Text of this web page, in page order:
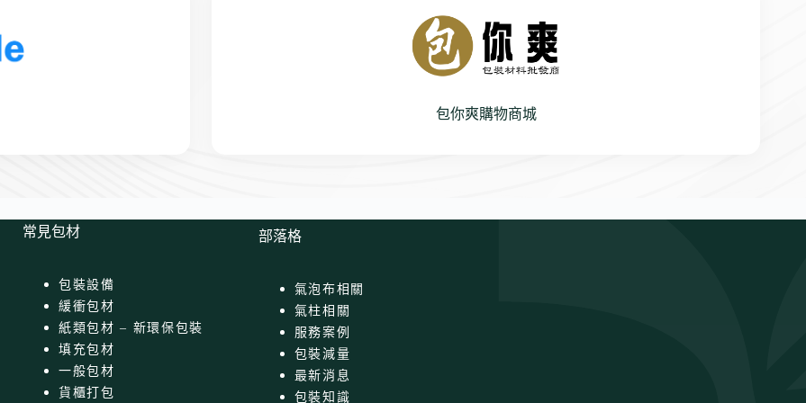
包你爽購物商城
常見包材
包裝設備
緩衝包材
紙類包材 – 新環保包裝
填充包材
一般包材
貨櫃打包
部落格
氣泡布相關
氣柱相關
服務案例
包裝減量
最新消息
包裝知識